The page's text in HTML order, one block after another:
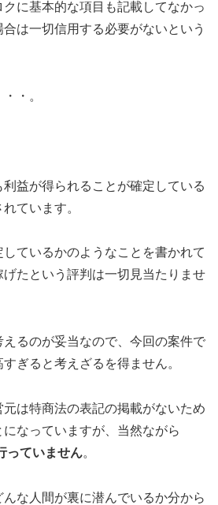
クに基本的な項目も記載してなかっ
は一切信用する必要がないという
・。
益が得られることが確定している
ています。
ているかのようなことを書かれて
げたという評判は一切見当たりませ
るのが妥当なので、今回の案件で
ぎると考えざるを得ません。
は特商法の表記の掲載がないため
になっていますが、当然ながら
っていません。
んな人間が裏に潜んでいるか分から